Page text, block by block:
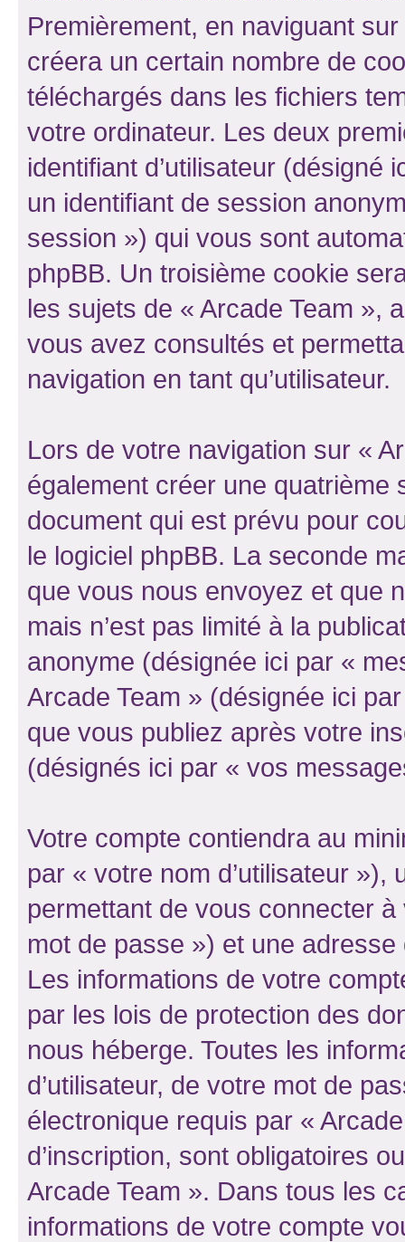
Premièrement, en naviguant
créera un certain nombre de
téléchargés dans les fichiers
votre ordinateur. Les deux
identifiant d’utilisateur (désigné
un identifiant de session
session ») qui vous sont
phpBB. Un troisième cookie
les sujets de « Arcade Team »,
vous avez consultés et
navigation en tant qu’utilisateur.
Lors de votre navigation sur «
également créer une
document qui est prévu pour
le logiciel phpBB. La seconde
que vous nous envoyez et que
mais n’est pas limité à la
anonyme (désignée ici par «
Arcade Team » (désignée ici
que vous publiez après votre
(désignés ici par « vos
Votre compte contiendra au
par « votre nom d’utilisateur
permettant de vous connecter
mot de passe ») et une
Les informations de votre
par les lois de protection des
nous héberge. Toutes les
d’utilisateur, de votre mot de
électronique requis par «
d’inscription, sont obligatoires
Arcade Team ». Dans tous les
informations de votre compte